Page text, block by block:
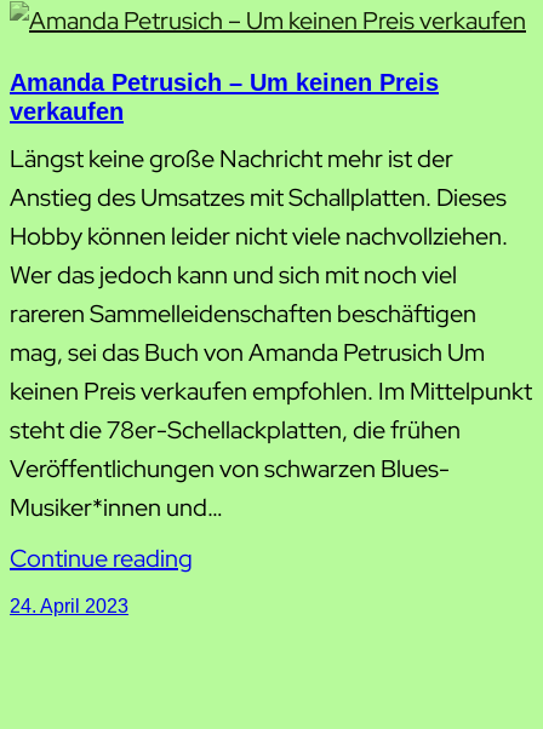
Amanda Petrusich – Um keinen Preis
verkaufen
Längst keine große Nachricht mehr ist der
Anstieg des Umsatzes mit Schallplatten. Dieses
Hobby können leider nicht viele nachvollziehen.
Wer das jedoch kann und sich mit noch viel
rareren Sammelleidenschaften beschäftigen
mag, sei das Buch von Amanda Petrusich Um
keinen Preis verkaufen empfohlen. Im Mittelpunkt
steht die 78er-Schellackplatten, die frühen
Veröffentlichungen von schwarzen Blues-
Musiker*innen und…
Continue reading
24. April 2023